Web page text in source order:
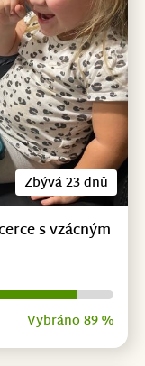
Zbývá 23 dnů
s vzácným
Vybráno 89 %